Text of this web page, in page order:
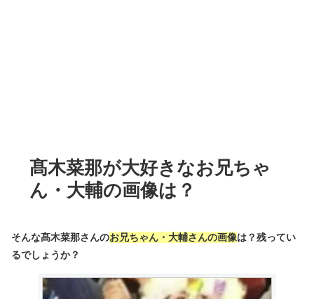
髙木菜那が大好きなお兄ちゃ
ん・大輔の画像は？
そんな髙木菜那さんのお兄ちゃん・大輔さんの画像は？残ってい
るでしょうか？